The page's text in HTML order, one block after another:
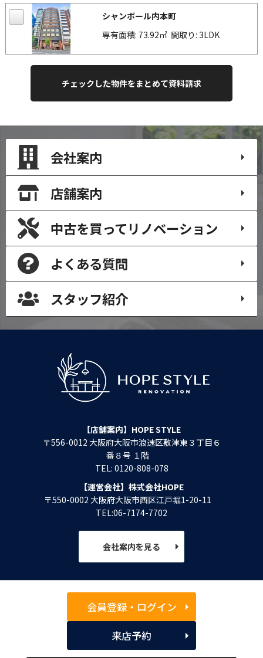
シャンボール内本町
専有面積: 73.92㎡ 間取り: 3LDK
会社案内
店舗案内
中古を買ってリノベーション
よくある質問
スタッフ紹介
【店舗案内】HOPE STYLE
〒556-0012 大阪府大阪市浪速区敷津東３丁目６
番８号 １階
TEL: 0120-808-078
【運営会社】株式会社HOPE
〒550-0002 大阪府大阪市西区江戸堀1-20-11
TEL:06-7174-7702
会社案内を見る
会員登録・ログイン
来店予約